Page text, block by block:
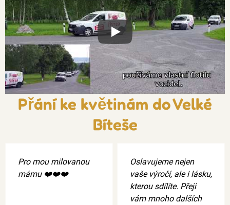
Xxx
Přání ke květinám do Velké
Bíteše
Pro mou milovanou
mámu ❤️❤️❤️
Oslavujeme nejen
vaše výročí, ale i lásku,
kterou sdílíte. Přeji
vám mnoho dalších